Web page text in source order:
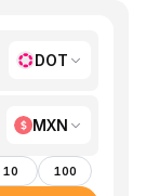
DOT
MXN
10 100